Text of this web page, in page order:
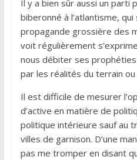
Il y a bien sûr aussi un parti
biberonné à l’atlantisme,
propagande grossière des
voit régulièrement
nous débiter ses
par les réalités du terrain ou
Il est difficile de mesurer
d’active en matière de
politique intérieure sauf au
villes de garnison. D’une
pas me tromper en disant